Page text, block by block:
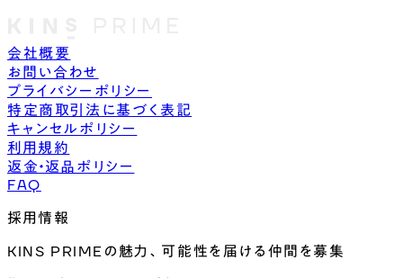
会社概要
お問い合わせ
プライバシーポリシー
特定商取引法に基づく表記
キャンセルポリシー
利用規約
返金・返品ポリシー
FAQ
採用情報
KINS PRIMEの魅力、可能性を届ける仲間を募集